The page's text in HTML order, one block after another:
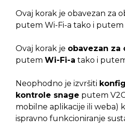
Ovaj korak je obavezan za
putem Wi-Fi-a tako i putem
Ovaj korak je obavezan za
putem Wi-Fi-a tako i
Neophodno je izvršiti
kontrole snage putem
mobilne aplikacije ili weba)
ispravno funkcioniranje